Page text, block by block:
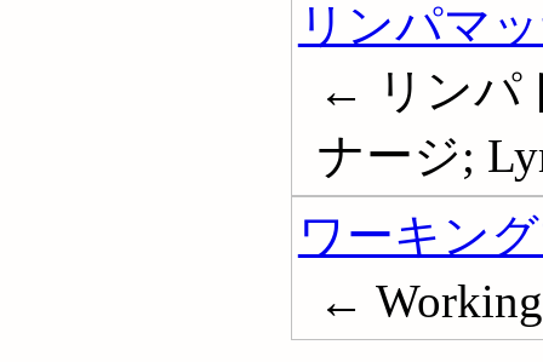
リンパマ
← リンパ
ナージ;
ワーキン
←